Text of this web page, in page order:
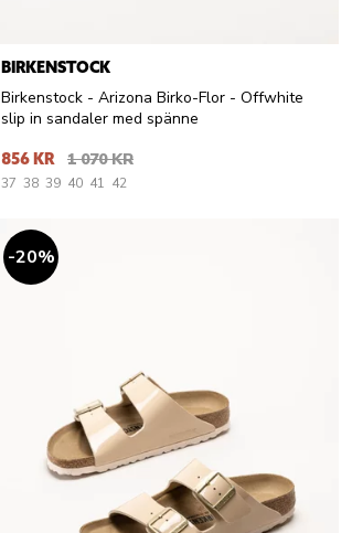
BIRKENSTOCK
Birkenstock - Arizona Birko-Flor - Offwhite
slip in sandaler med spänne
856 KR 1 070 KR
37 38 39 40 41 42
20%